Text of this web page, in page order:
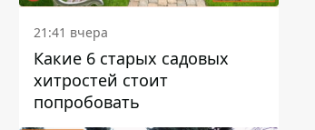
21:41 вчера
Какие 6 старых садовых
хитростей стоит
попробовать